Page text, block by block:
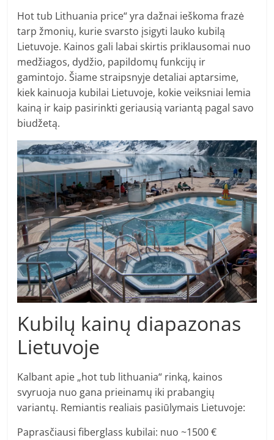
Hot tub Lithuania price“ yra dažnai ieškoma frazė
tarp žmonių, kurie svarsto įsigyti lauko kubilą
Lietuvoje. Kainos gali labai skirtis priklausomai nuo
medžiagos, dydžio, papildomų funkcijų ir
gamintojo. Šiame straipsnyje detaliai aptarsime,
kiek kainuoja kubilai Lietuvoje, kokie veiksniai lemia
kainą ir kaip pasirinkti geriausią variantą pagal savo
biudžetą.
Kubilų kainų diapazonas
Lietuvoje
Kalbant apie „hot tub lithuania“ rinką, kainos
svyruoja nuo gana prieinamų iki prabangių
variantų. Remiantis realiais pasiūlymais Lietuvoje:
Paprasčiausi fiberglass kubilai: nuo ~1500 €